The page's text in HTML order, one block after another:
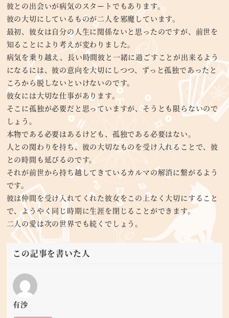
彼との出会いが病気のスタートでもあります。
彼の大切にしているものが二人を邪魔しています。
最初、彼女は自分の人生に関係ないと思ったのですが、前世を
知ることにより考えが変わりました。
病気を乗り越え、長い時間彼と一緒に過ごすことが出来るよう
になるには、彼の意向を大切にしつつ、ずっと孤独であったと
ころから脱しないといけないのです。
彼女には大切な仕事があります。
そこに孤独が必要だと思っていますが、そうとも限らないので
しょう。
本物である必要はあるけども、孤独である必要はない。
人との関わりを持ち、彼の大切なものを受け入れることで、彼
との時間も延びるのです。
それが前世から持ち越してきているカルマの解消に繋がるよう
です。
彼は仲間を受け入れてくれた彼女をこの上なく大切にすること
で、ようやく同じ時期に生涯を閉じることができます。
二人の愛は次の世界でも続くでしょう。
この記事を書いた人
有沙